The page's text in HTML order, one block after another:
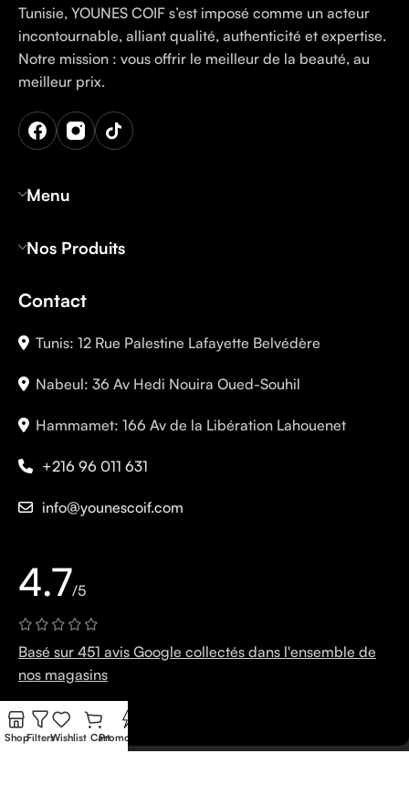
Tunisie, YOUNES COIF s’est imposé comme un acteur
incontournable, alliant qualité, authenticité et expertise.
Notre mission : vous offrir le meilleur de la beauté, au
meilleur prix.
Menu
Nos Produits
Contact
Tunis: 12 Rue Palestine Lafayette Belvédère
Nabeul: 36 Av Hedi Nouira Oued-Souhil
Hammamet: 166 Av de la Libération Lahouenet
+216 96 011 631
info@younescoif.com
4.7/5
Basé sur 451 avis Google collectés dans l'ensemble de
nos magasins
Ecrivez un avis!
ShopFiltersWishlist CartPromo Flash